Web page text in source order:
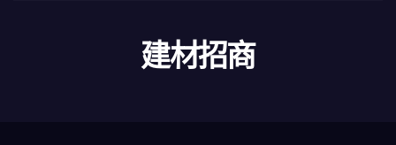
建材招商